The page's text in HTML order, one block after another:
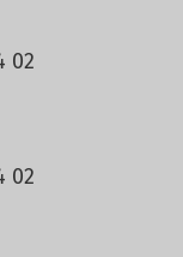
02
02